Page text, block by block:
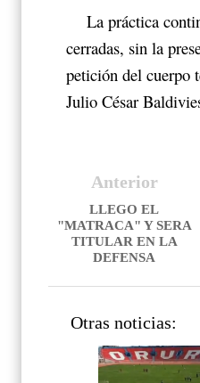
La práctica
cerradas, sin la
petición del cuerpo
Julio César
Anterior
LLEGO EL
"MATRACA" Y SERA
TITULAR EN LA
DEFENSA
Otras noticias: